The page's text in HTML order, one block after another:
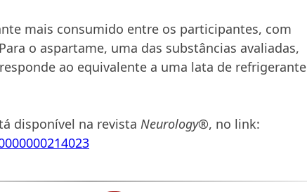
mais consumido entre os participantes, com
o aspartame, uma das substâncias avaliadas,
ao equivalente a uma lata de refrigerante
disponível na revista Neurology®, no link: